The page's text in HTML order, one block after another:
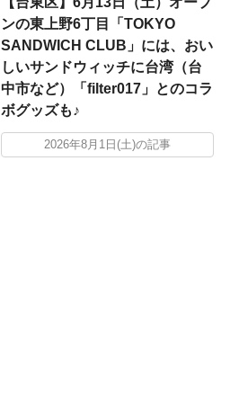
ンの東上野6丁目「TOKYO
SANDWICH CLUB」には、おい
しいサンドウィッチに台湾（台
中市など）「filter017」とのコラ
ボグッズも♪
2026年8月1日(土)の記事